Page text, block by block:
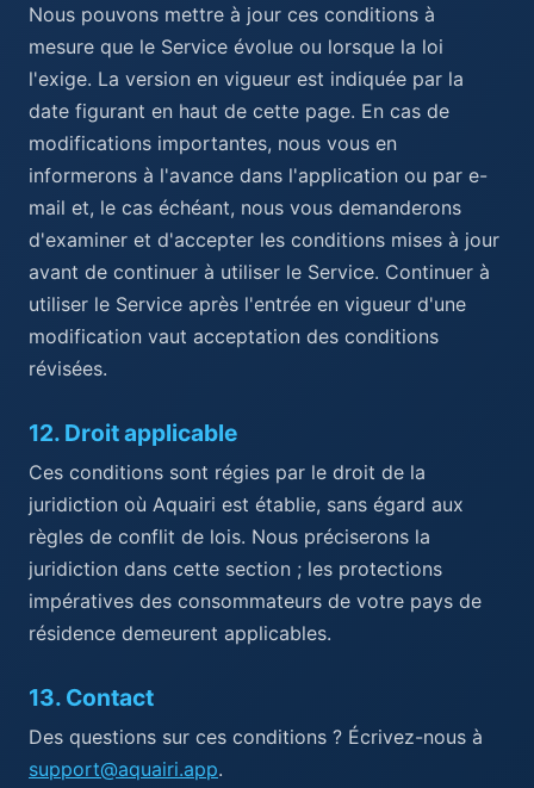
Nous pouvons mettre à jour ces conditions à
mesure que le Service évolue ou lorsque la loi
l'exige. La version en vigueur est indiquée par la
date figurant en haut de cette page. En cas de
modifications importantes, nous vous en
informerons à l'avance dans l'application ou par e-
mail et, le cas échéant, nous vous demanderons
d'examiner et d'accepter les conditions mises à jour
avant de continuer à utiliser le Service. Continuer à
utiliser le Service après l'entrée en vigueur d'une
modification vaut acceptation des conditions
révisées.
12. Droit applicable
Ces conditions sont régies par le droit de la
juridiction où Aquairi est établie, sans égard aux
règles de conflit de lois. Nous préciserons la
juridiction dans cette section ; les protections
impératives des consommateurs de votre pays de
résidence demeurent applicables.
13. Contact
Des questions sur ces conditions ? Écrivez-nous à
support@aquairi.app.